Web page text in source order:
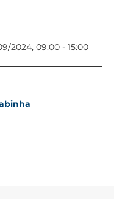
2024, 09:00 - 15:00